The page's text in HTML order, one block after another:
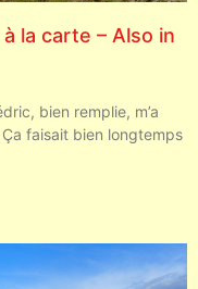
la carte – Also in
bien remplie, m’a
Ça faisait bien longtemps